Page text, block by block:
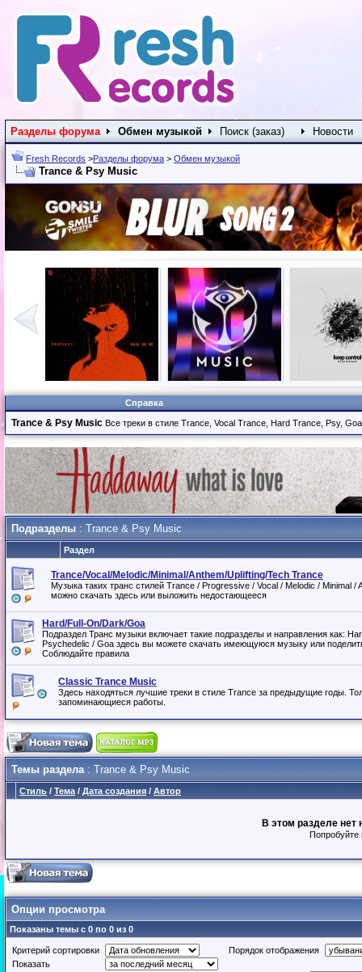
Разделы форума Обмен музыкой Поиск (заказ) Новости
Fresh Records >Разделы форума > Обмен музыкой
Trance & Psy Music
Справка
Trance & Psy Music Все треки в стиле Trance, Vocal Trance, Hard Trance, Psy,
Подразделы : Trance & Psy Music
Раздел
Trance/Vocal/Melodic/Minimal/Anthem/Uplifting/Tech Trance
Музыка таких транс стилей Trance / Progressive / Vocal / Melodic / Minimal /
можно скачать здесь или выложить недостающееся
Hard/Full-On/Dark/Goa
Подраздел Транс музыки включает такие подразделы и направления как:
Psychedelic / Goa здесь вы можете скачать имеющуюся музыку или
Соблюдайте правила
Classic Trance Music
Здесь находяться лучшие треки в стиле Trance за предыдущие годы.
запоминающиеся работы.
Темы раздела : Trance & Psy Music
Стиль / Тема / Дата создания / Автор
В этом разделе нет
Попробуйте
Опции просмотра
Показаны темы с 0 по 0 из 0
Критерий сортировки
Порядок отображения
Показать